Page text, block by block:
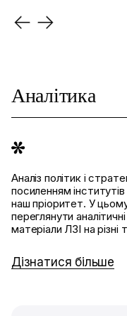
Аналітика
Аналіз політик і
посиленням
наш пріоритет. У
переглянути
матеріали ЛЗІ на різні
Дізнатися більше